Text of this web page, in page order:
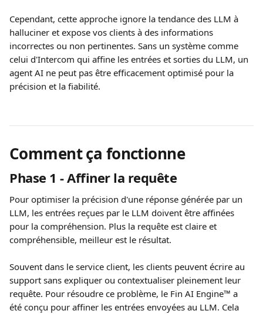
Cependant, cette approche ignore la tendance des LLM à
halluciner et expose vos clients à des informations
incorrectes ou non pertinentes. Sans un système comme
celui d'Intercom qui affine les entrées et sorties du LLM, un
agent AI ne peut pas être efficacement optimisé pour la
précision et la fiabilité.
Comment ça fonctionne
Phase 1 - Affiner la requête
Pour optimiser la précision d'une réponse générée par un
LLM, les entrées reçues par le LLM doivent être affinées
pour la compréhension. Plus la requête est claire et
compréhensible, meilleur est le résultat.
Souvent dans le service client, les clients peuvent écrire au
support sans expliquer ou contextualiser pleinement leur
requête. Pour résoudre ce problème, le Fin AI Engine™ a
été conçu pour affiner les entrées envoyées au LLM. Cela